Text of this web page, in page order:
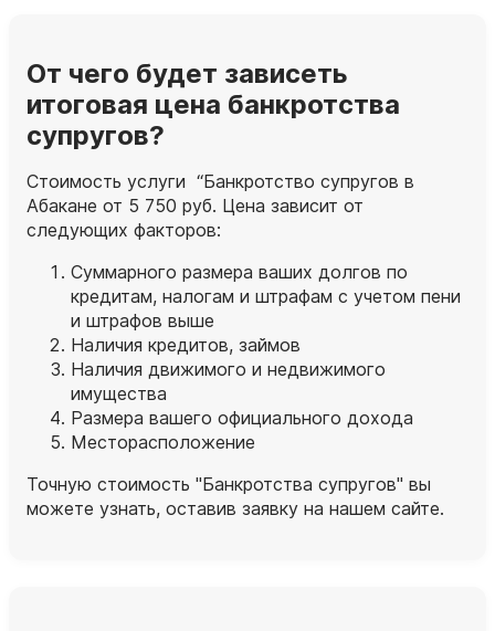
От чего будет зависеть
итоговая цена банкротства
супругов?
Стоимость услуги “Банкротство супругов в
Абакане от 5 750 руб. Цена зависит от
следующих факторов:
Суммарного размера ваших долгов по
кредитам, налогам и штрафам с учетом пени
и штрафов выше
Наличия кредитов, займов
Наличия движимого и недвижимого
имущества
Размера вашего официального дохода
Месторасположение
Точную стоимость "Банкротства супругов" вы
можете узнать, оставив заявку на нашем сайте.